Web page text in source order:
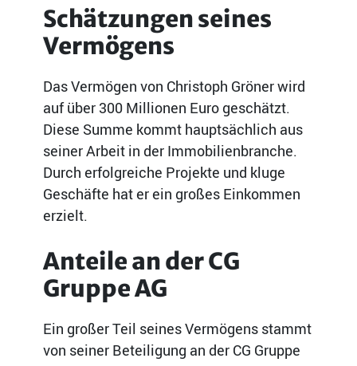
Schätzungen seines
Vermögens
Das Vermögen von Christoph Gröner wird
auf über 300 Millionen Euro geschätzt.
Diese Summe kommt hauptsächlich aus
seiner Arbeit in der Immobilienbranche.
Durch erfolgreiche Projekte und kluge
Geschäfte hat er ein großes Einkommen
erzielt.
Anteile an der CG
Gruppe AG
Ein großer Teil seines Vermögens stammt
von seiner Beteiligung an der CG Gruppe